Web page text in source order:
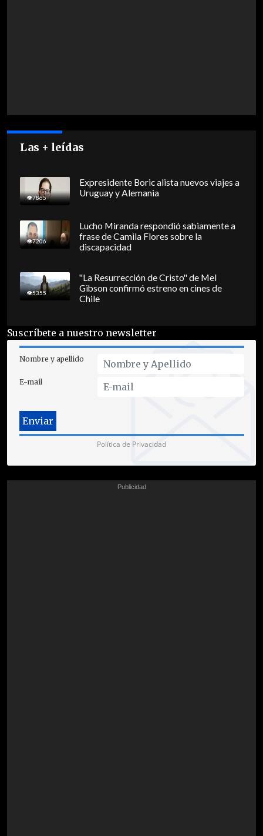
Las + leídas
7865
Expresidente Boric alista nuevos viajes a
Uruguay y Alemania
7206
Lucho Miranda respondió sabiamente a
frase de Camila Flores sobre la
discapacidad
5355
"La Resurrección de Cristo" de Mel
Gibson confirmó estreno en cines de
Chile
Suscríbete a nuestro newsletter
Nombre y apellido
E-mail
Política de Privacidad